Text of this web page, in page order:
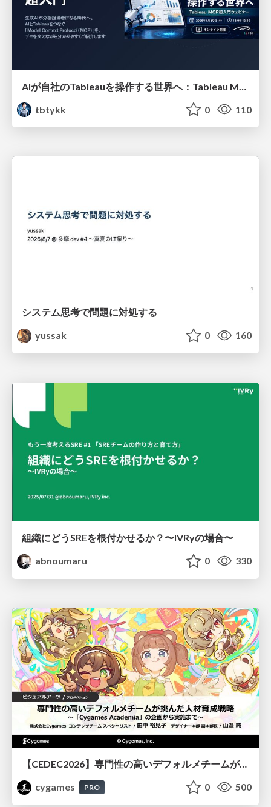
tbtykk
0 110
システム思考で問題に対処する
yussak
0 160
組織にどうSREを根付かせるか？〜IVRyの場合〜
abnoumaru
0 330
【CEDEC2026】専門性の高いデフォルメチームが挑んだ人材育成戦略 〜Cygames Academiaの企画から実施まで〜
cygames
PRO 0 500